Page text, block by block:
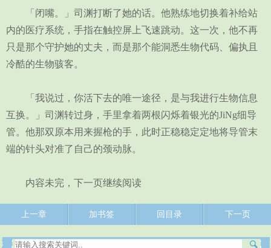
「闭嘴。」司渊打断了她的话。他熟练地切换着补给站
内的医疗系统，手指在触控屏上飞速跳动。这一次，他不再
只是那个守护她的丈夫，而是那个能洞悉生物代码、偏执且
冷酷的生物骇客。
「我说过，你活下去的唯一途径，是与我进行生物信息
互换。」司渊转过身，手里拿着两根闪烁着银光的JiNg细导
管。他那双原本用来握枪的手，此时正稳稳定定地将导管末
端的针头对准了自己的颈动脉。
内容未完，下一页继续阅读
上一章 加书签 回目录 下一页